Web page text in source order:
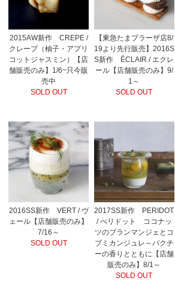
2015AW新作 CREPE /
クレープ（柚子・アプリ
コットジャスミン）【店
舗販売のみ】1/6~只今販
売中
SOLD OUT
【東急たまプラーザ店8/
19より先行販売】2016S
S新作 ÉCLAIR / エクレ
ール【店舗販売のみ】9/
1～
SOLD OUT
2016SS新作 VERT / ヴ
ェール【店舗販売のみ】
7/16～
SOLD OUT
2017SS新作 PERIDOT
/ ぺリドット ココナッ
ツのブランマンジェとコ
ブミカンジュレ～パクチ
ーの香りとともに【店舗
販売のみ】8/1～
SOLD OUT